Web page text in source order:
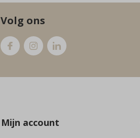
Volg ons
Mijn account